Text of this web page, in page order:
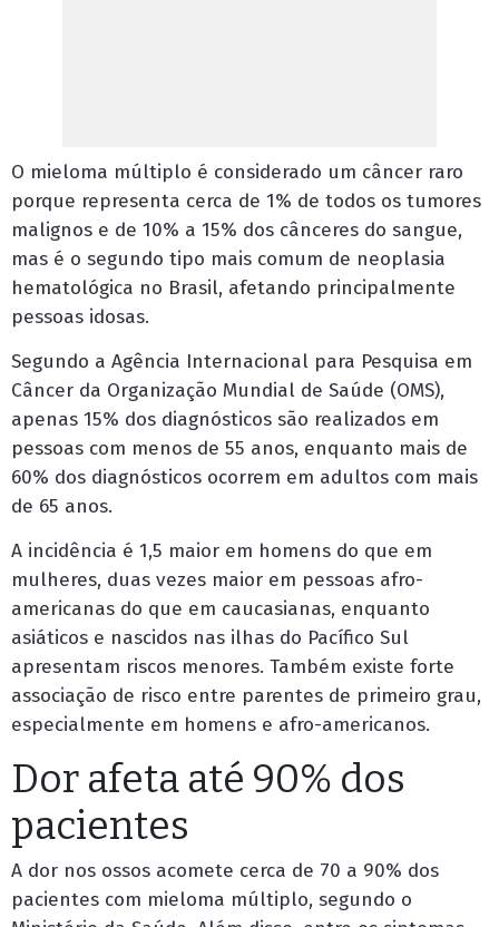
O mieloma múltiplo é considerado um câncer raro
porque representa cerca de 1% de todos os tumores
malignos e de 10% a 15% dos cânceres do sangue,
mas é o segundo tipo mais comum de neoplasia
hematológica no Brasil, afetando principalmente
pessoas idosas.
Segundo a Agência Internacional para Pesquisa em
Câncer da Organização Mundial de Saúde (OMS),
apenas 15% dos diagnósticos são realizados em
pessoas com menos de 55 anos, enquanto mais de
60% dos diagnósticos ocorrem em adultos com mais
de 65 anos.
A incidência é 1,5 maior em homens do que em
mulheres, duas vezes maior em pessoas afro-
americanas do que em caucasianas, enquanto
asiáticos e nascidos nas ilhas do Pacífico Sul
apresentam riscos menores. Também existe forte
associação de risco entre parentes de primeiro grau,
especialmente em homens e afro-americanos.
Dor afeta até 90% dos
pacientes
A dor nos ossos acomete cerca de 70 a 90% dos
pacientes com mieloma múltiplo, segundo o